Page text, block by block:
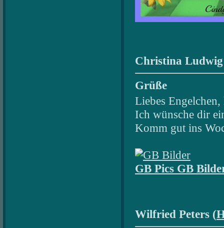
Christina
Grüße
Liebes
Ich wünsche dir
Komm gut ins
GB Pics GB
Wilfried Peters (